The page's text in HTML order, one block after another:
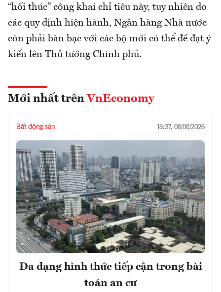
“hối thúc” công khai chỉ tiêu này, tuy nhiên do
các quy định hiện hành, Ngân hàng Nhà nước
còn phải bàn bạc với các bộ mới có thể đề đạt ý
kiến lên Thủ tướng Chính phủ.
Mới nhất trên VnEconomy
Bất động sản 18:37, 08/08/2026
Đa dạng hình thức tiếp cận trong bài
toán an cư